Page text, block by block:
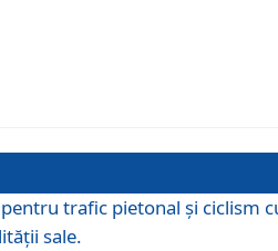
trafic pietonal și ciclism
sale.